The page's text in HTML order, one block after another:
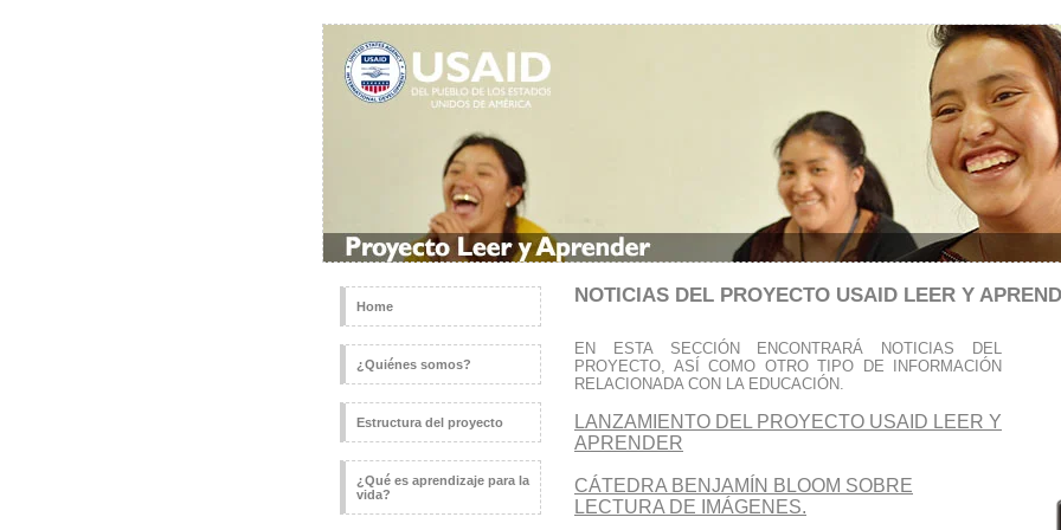
Home
¿Quiénes somos?
Estructura del proyecto
¿Qué es aprendizaje para la
vida?
NOTICIAS DEL PROYECTO USAID LEER Y
EN ESTA SECCIÓN ENCONTRARÁ NOTICIAS DEL
PROYECTO, ASÍ COMO OTRO TIPO DE INFORMACIÓN
RELACIONADA CON LA EDUCACIÓN.
LANZAMIENTO DEL PROYECTO USAID LEER Y
APRENDER
CÁTEDRA BENJAMÍN BLOOM SOBRE
LECTURA DE IMÁGENES.